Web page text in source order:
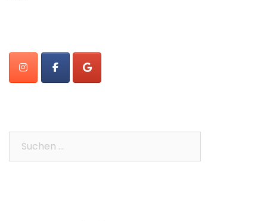
Suchen